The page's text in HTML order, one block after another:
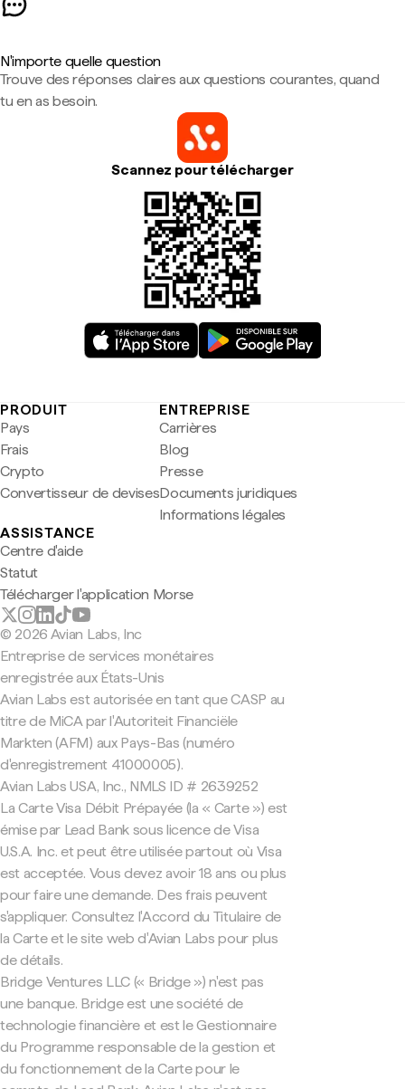
N'importe quelle question
Trouve des réponses claires aux questions courantes, quand
tu en as besoin.
Scannez pour télécharger
PRODUIT
Pays
Frais
Crypto
Convertisseur de devises
ENTREPRISE
Carrières
Blog
Presse
Documents juridiques
Informations légales
ASSISTANCE
Centre d'aide
Statut
Télécharger l'application Morse
© 2026 Avian Labs, Inc
Entreprise de services monétaires
enregistrée aux États-Unis
Avian Labs est autorisée en tant que CASP au
titre de MiCA par l'Autoriteit Financiële
Markten (AFM) aux Pays-Bas (numéro
d'enregistrement 41000005).
Avian Labs USA, Inc., NMLS ID # 2639252
La Carte Visa Débit Prépayée (la « Carte ») est
émise par Lead Bank sous licence de Visa
U.S.A. Inc. et peut être utilisée partout où Visa
est acceptée. Vous devez avoir 18 ans ou plus
pour faire une demande. Des frais peuvent
s'appliquer. Consultez l'Accord du Titulaire de
la Carte et le site web d'Avian Labs pour plus
de détails.
Bridge Ventures LLC (« Bridge ») n'est pas
une banque. Bridge est une société de
technologie financière et est le Gestionnaire
du Programme responsable de la gestion et
du fonctionnement de la Carte pour le